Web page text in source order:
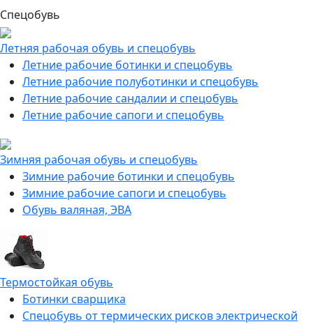
Спецобувь
Летняя рабочая обувь и спецобувь
Летние рабочие ботинки и спецобувь
Летние рабочие полуботинки и спецобувь
Летние рабочие сандалии и спецобувь
Летние рабочие сапоги и спецобувь
Зимняя рабочая обувь и спецобувь
Зимние рабочие ботинки и спецобувь
Зимние рабочие сапоги и спецобувь
Обувь валяная, ЭВА
Термостойкая обувь
Ботинки сварщика
Спецобувь от термических рисков электрической